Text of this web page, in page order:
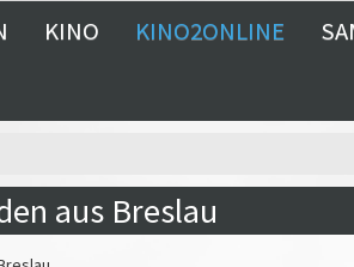
KINO KINO2ONLINE
aus Breslau